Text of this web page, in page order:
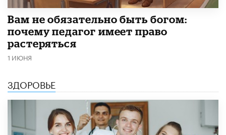
​Вам не обязательно быть богом:
почему педагог имеет право
растеряться
1 ИЮНЯ
ЗДОРОВЬЕ